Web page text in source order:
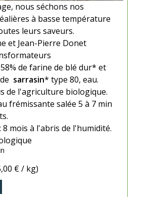
nous séchons nos
à basse température
leurs saveurs.
et Jean-Pierre Donet
de farine de blé dur* et
sarrasin* type 80, eau.
de l'agriculture biologique.
frémissante salée 5 à 7 min
8 mois à l'abris de l'humidité.
€ / kg)